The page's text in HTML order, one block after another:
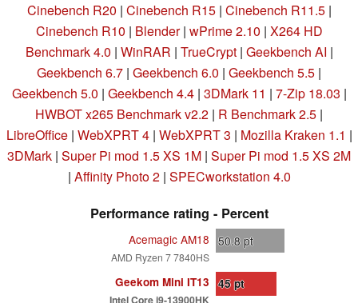
Cinebench R20 | Cinebench R15| Cinebench R11.5|
Cinebench R10 | Blender| wPrime 2.10 | X264 HD
Benchmark 4.0 | WinRAR | TrueCrypt| Geekbench AI |
Geekbench 6.7 | Geekbench 6.0 | Geekbench 5.5 |
Geekbench 5.0 | Geekbench 4.4| 3DMark 11 | 7-Zip 18.03 |
HWBOT x265 Benchmark v2.2 | R Benchmark 2.5 |
LibreOffice | WebXPRT 4| WebXPRT 3 | Mozilla Kraken 1.1 |
3DMark | Super Pi mod 1.5 XS 1M | Super Pi mod 1.5 XS 2M
| Affinity Photo 2| SPECworkstation 4.0
Performance rating - Percent
Acemagic AM18
AMD Ryzen 7 7840HS
50.8 pt
Geekom Mini IT13
Intel Core i9-13900HK
45pt